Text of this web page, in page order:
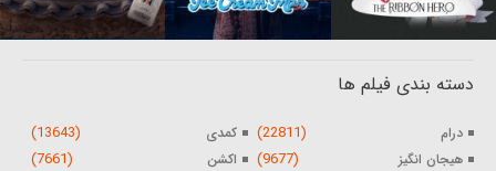
دسته بندی فیلم ها
درام (22811) کمدی (13643)
هیجان انگیز (9677) اکشن (7661)